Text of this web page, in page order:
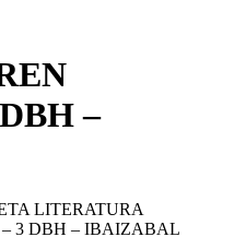
–
LITERATURA
3 DBH – IBAIZABAL